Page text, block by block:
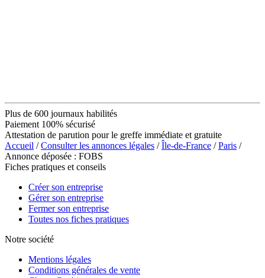
Plus de 600 journaux habilités
Paiement 100% sécurisé
Attestation de parution pour le greffe immédiate et gratuite
Accueil /Consulter les annonces légales /Île-de-France /Paris /
Annonce déposée : FOBS
Fiches pratiques et conseils
Créer son entreprise
Gérer son entreprise
Fermer son entreprise
Toutes nos fiches pratiques
Notre société
Mentions légales
Conditions générales de vente